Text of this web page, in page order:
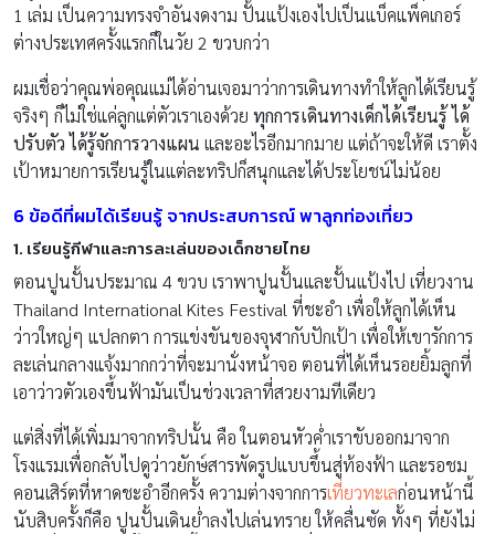
1 เล่ม เป็นความทรงจำอันงดงาม ปั้นแป้งเองไปเป็นแบ็คแพ็คเกอร์
ต่างประเทศครั้งแรกก็ในวัย 2 ขวบกว่า
ผมเชื่อว่าคุณพ่อคุณแม่ได้อ่านเจอมาว่าการเดินทางทำให้ลูกได้เรียนรู้
จริงๆ ก็ไม่ใช่แค่ลูกแต่ตัวเราเองด้วย ทุกการเดินทางเด็กได้เรียนรู้ ได้
ปรับตัว ได้รู้จักการวางแผน และอะไรอีกมากมาย แต่ถ้าจะให้ดี เราตั้ง
เป้าหมายการเรียนรู้ในแต่ละทริปก็สนุกและได้ประโยชน์ไม่น้อย
6 ข้อดีที่ผมได้เรียนรู้ จากประสบการณ์ พาลูกท่องเที่ยว
1. เรียนรู้กีฬาและการละเล่นของเด็กชายไทย
ตอนปูนปั้นประมาณ 4 ขวบ เราพาปูนปั้นและปั้นแป้งไป เที่ยวงาน
Thailand International Kites Festival ที่ชะอำ เพื่อให้ลูกได้เห็น
ว่าวใหญ่ๆ แปลกตา การแข่งขันของจุฬากับปักเป้า เพื่อให้เขารักการ
ละเล่นกลางแจ้งมากกว่าที่จะมานั่งหน้าจอ ตอนที่ได้เห็นรอยยิ้มลูกที่
เอาว่าวตัวเองขึ้นฟ้ามันเป็นช่วงเวลาที่สวยงามทีเดียว
แต่สิ่งที่ได้เพิ่มมาจากทริปนั้น คือ ในตอนหัวค่ำเราขับออกมาจาก
โรงแรมเพื่อกลับไปดูว่าวยักษ์สารพัดรูปแบบขึ้นสู่ท้องฟ้า และรอชม
คอนเสิร์ตที่หาดชะอำอีกครั้ง ความต่างจากการเที่ยวทะเลก่อนหน้านี้
นับสิบครั้งก็คือ ปูนปั้นเดินย่ำลงไปเล่นทราย ให้คลื่นซัด ทั้งๆ ที่ยังไม่